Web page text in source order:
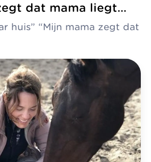
dat mama liegt…
huis” “Mijn mama zegt dat